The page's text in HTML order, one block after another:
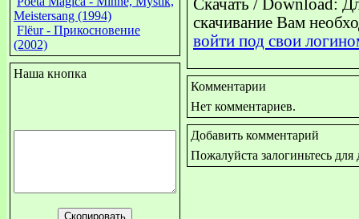
Meistersang (1994)
Flёur - Прикосновение
(2002)
Наша кнопка
Скачать / Download:
скачивание Вам
войти под свои
Комментарии
Нет комментариев.
Добавить комментарий
Пожалуйста залогиньтесь